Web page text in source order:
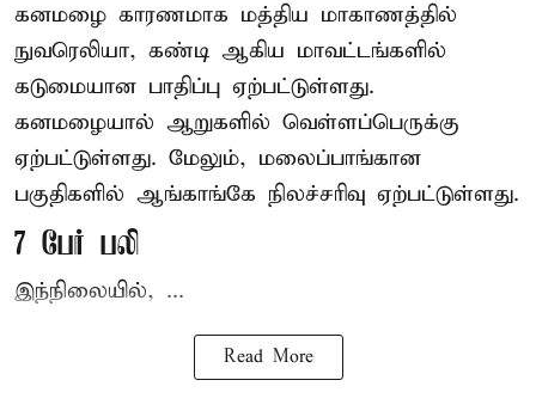
கனமழை காரணமாக மத்திய மாகாணத்தில்
நுவரெலியா, கண்டி ஆகிய மாவட்டங்களில்
கடுமையான பாதிப்பு ஏற்பட்டுள்ளது.
கனமழையால் ஆறுகளில் வெள்ளப்பெருக்கு
ஏற்பட்டுள்ளது. மேலும், மலைப்பாங்கான
பகுதிகளில் ஆங்காங்கே நிலச்சரிவு ஏற்பட்டுள்ளது.
7 பேர் பலி
இந்நிலையில், ...
Read More